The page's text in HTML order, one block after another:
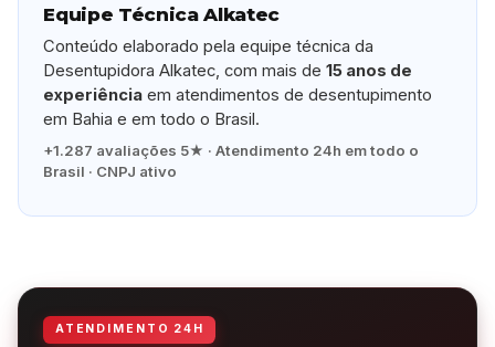
Equipe Técnica Alkatec
Conteúdo elaborado pela equipe técnica da
Desentupidora Alkatec, com mais de15 anos de
experiência em atendimentos de desentupimento
em Bahia e em todo o Brasil.
+1.287 avaliações 5★ · Atendimento 24h em todo o
Brasil · CNPJ ativo
ATENDIMENTO 24H